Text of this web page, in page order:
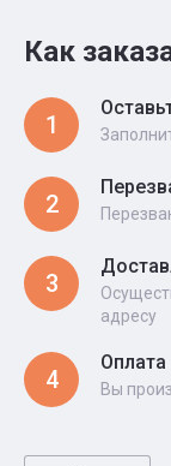
Как
1
2
3
адресу
4
Оплата
Вы